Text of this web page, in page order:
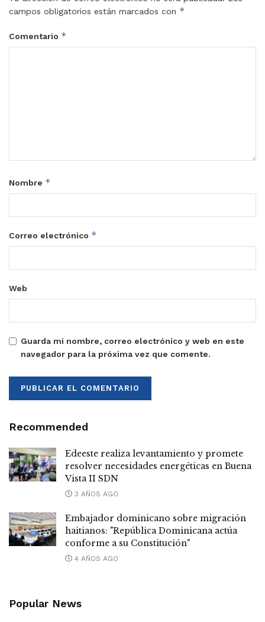
campos obligatorios están marcados con *
Comentario *
Nombre *
Correo electrónico *
Web
Guarda mi nombre, correo electrónico y web en este
navegador para la próxima vez que comente.
Recommended
Edeeste realiza levantamiento y promete
resolver necesidades energéticas en Buena
Vista II SDN
3 AÑOS AGO
Embajador dominicano sobre migración
haitianos: "República Dominicana actúa
conforme a su Constitución"
4 AÑOS AGO
Popular News